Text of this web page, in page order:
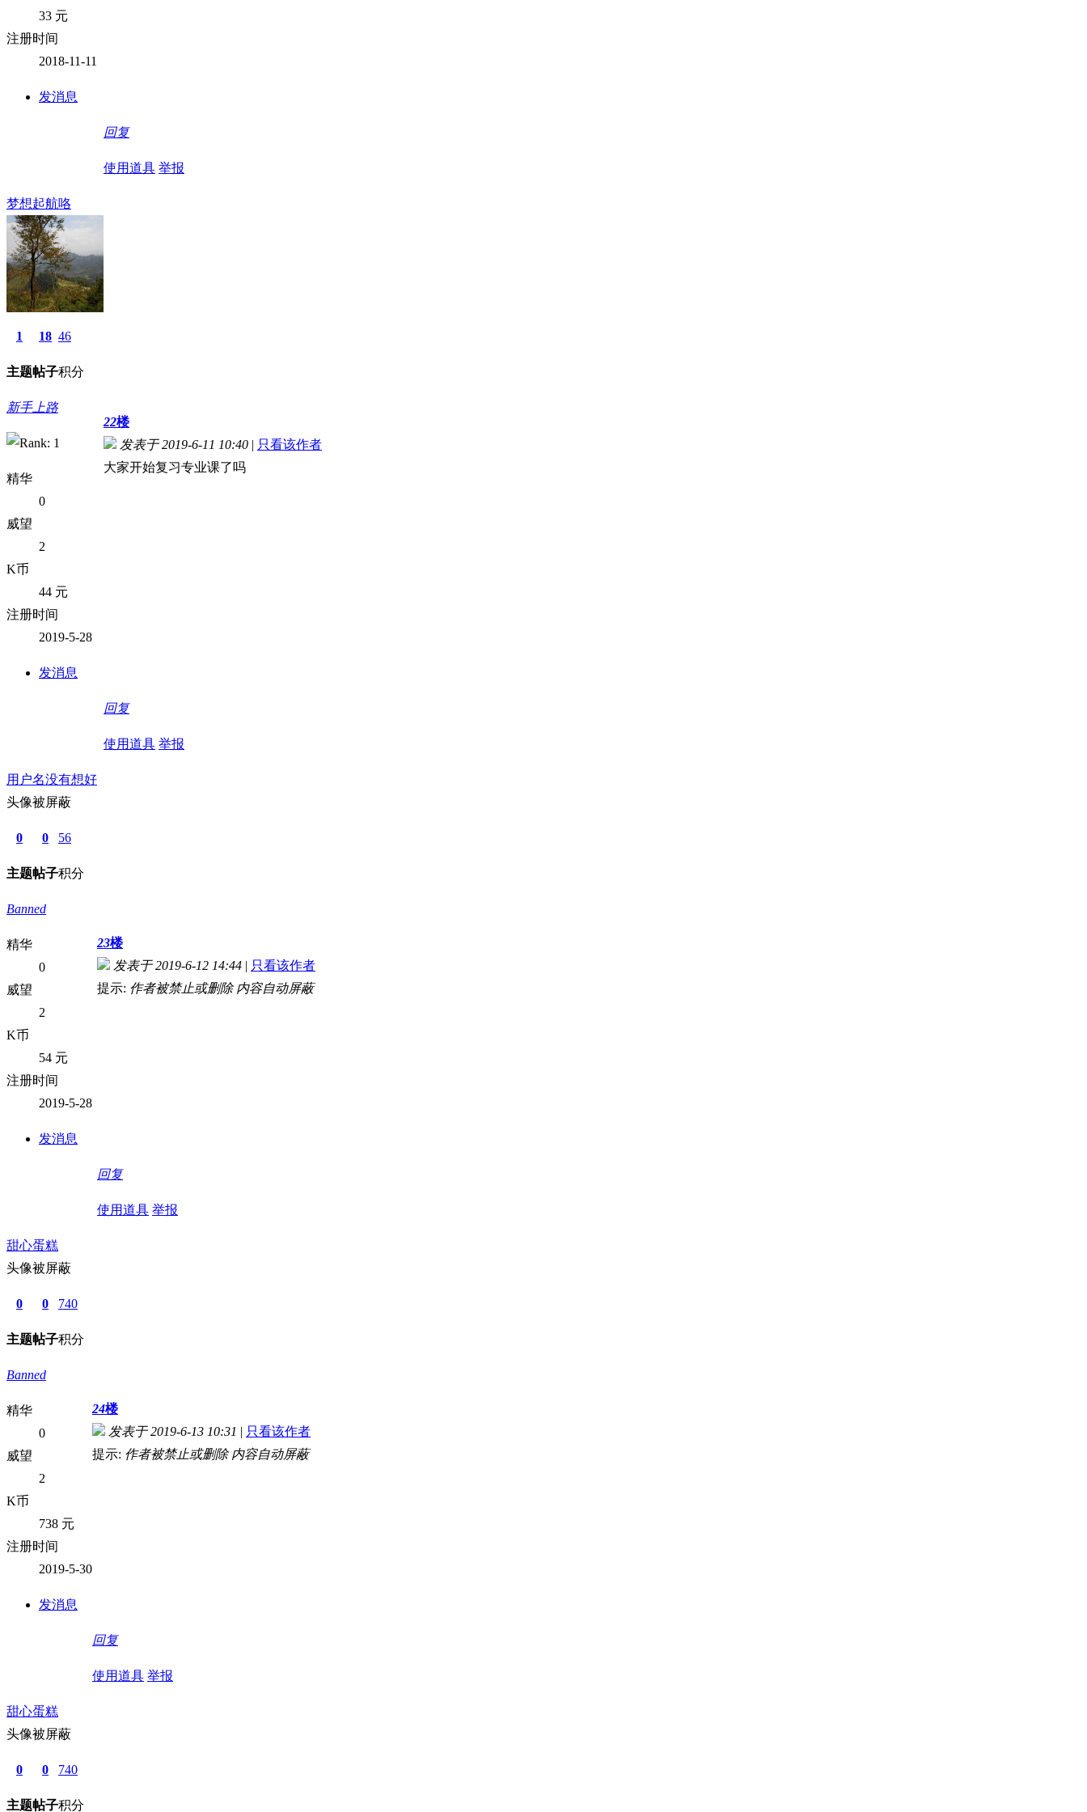
33 元
注册时间
2018-11-11
发消息
回复
使用道具 举报
梦想起航咯
1
主题
18
帖子
46
积分
新手上路
精华
0
威望
2
K币
44 元
注册时间
2019-5-28
发消息
22楼
发表于 2019-6-11 10:40 | 只看该作者
大家开始复习专业课了吗
回复
使用道具 举报
用户名没有想好
头像被屏蔽
0
主题
0
帖子
56
积分
Banned
精华
0
威望
2
K币
54 元
注册时间
2019-5-28
发消息
23楼
发表于 2019-6-12 14:44 | 只看该作者
提示: 作者被禁止或删除 内容自动屏蔽
回复
使用道具 举报
甜心蛋糕
头像被屏蔽
0
主题
0
帖子
740
积分
Banned
精华
0
威望
2
K币
738 元
注册时间
2019-5-30
发消息
24楼
发表于 2019-6-13 10:31 | 只看该作者
提示: 作者被禁止或删除 内容自动屏蔽
回复
使用道具 举报
甜心蛋糕
头像被屏蔽
0
主题
0
帖子
740
积分